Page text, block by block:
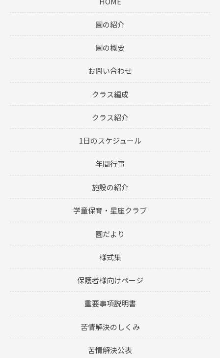
園の紹介
園の概要
お問い合わせ
クラス編成
クラス紹介
1日のスケジュール
年間行事
施設の紹介
学童保育・星座クラブ
園だより
様式集
保護者様向けページ
重要事項説明書
苦情解決のしくみ
苦情解決公表